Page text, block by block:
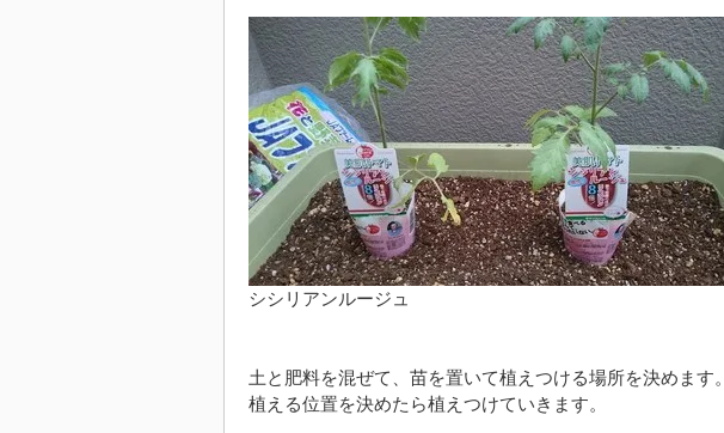
シシリアンルージュ
土と肥料を混ぜて、苗を置いて植えつける場所を決めます。
植える位置を決めたら植えつけていきます。